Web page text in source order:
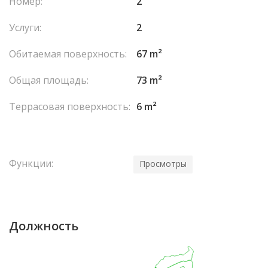
Услуги:
2
Обитаемая поверхность:
67 m²
Общая площадь:
73 m²
Террасовая поверхность: 6 m²
Функции: Просмотры
Должность